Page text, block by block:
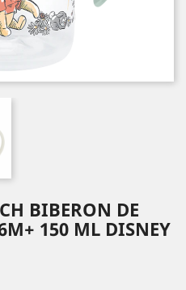
BIBERON DE
150 ML DISNEY